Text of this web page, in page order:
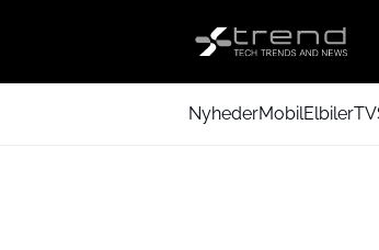
NyhederMobilElbilerTV